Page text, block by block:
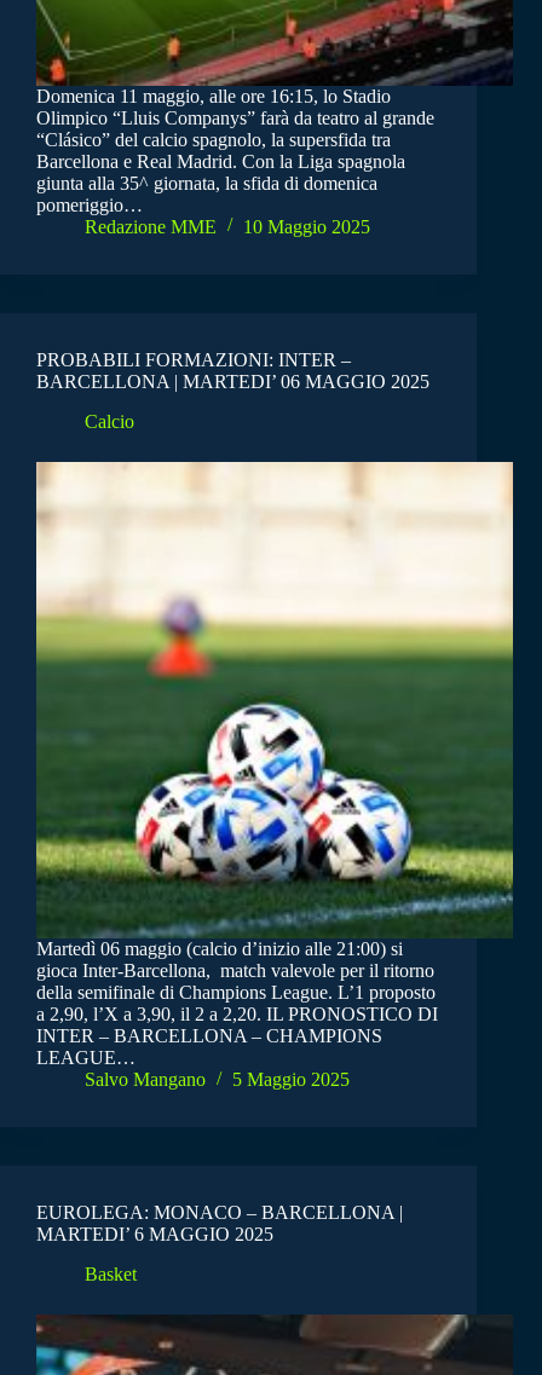
Domenica 11 maggio, alle ore 16:15, lo Stadio
Olimpico “Lluis Companys” farà da teatro al grande
“Clásico” del calcio spagnolo, la supersfida tra
Barcellona e Real Madrid. Con la Liga spagnola
giunta alla 35^ giornata, la sfida di domenica
pomeriggio…
Redazione MME
10 Maggio 2025
PROBABILI FORMAZIONI: INTER –
BARCELLONA | MARTEDI’ 06 MAGGIO 2025
Calcio
Martedì 06 maggio (calcio d’inizio alle 21:00) si
gioca Inter-Barcellona, match valevole per il ritorno
della semifinale di Champions League. L’1 proposto
a 2,90, l’X a 3,90, il 2 a 2,20. IL PRONOSTICO DI
INTER – BARCELLONA – CHAMPIONS
LEAGUE…
Salvo Mangano
5 Maggio 2025
EUROLEGA: MONACO – BARCELLONA |
MARTEDI’ 6 MAGGIO 2025
Basket